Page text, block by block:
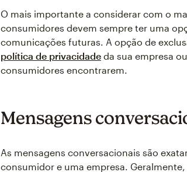
O mais importante a considerar com o
consumidores devem sempre ter uma
comunicações futuras. A opção de
política de privacidade da sua empresa
consumidores encontrarem.
Mensagens
As mensagens conversacionais são
consumidor e uma empresa.